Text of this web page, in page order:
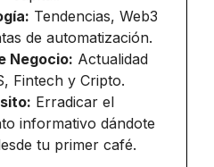
Tendencias, Web3
de automatización.
Negocio: Actualidad
Fintech y Cripto.
Erradicar el
informativo dándote
tu primer café.